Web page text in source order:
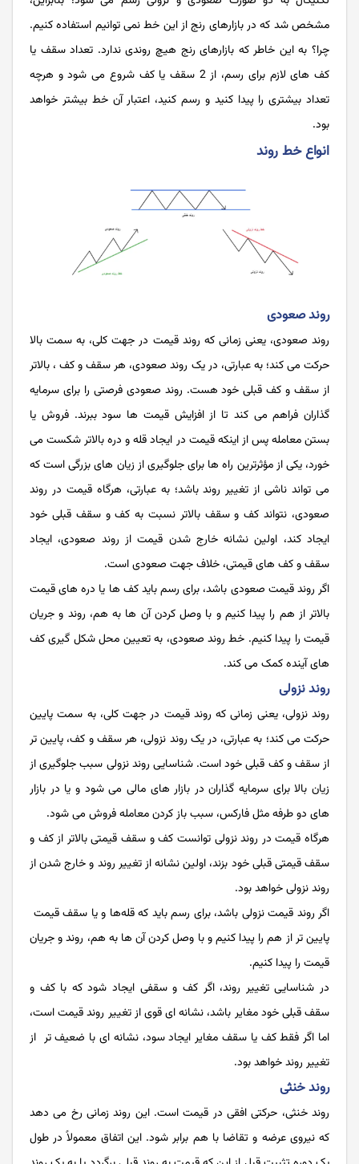
مشخص شد که در بازارهای رنج از این خط نمی ‌‌‌‌‌‌‌‌‌‌‌‌توانیم استفاده کنیم.
چرا؟ به این خاطر که بازارهای رنج هیچ روندی ندارد. تعداد سقف یا
کف های لازم برای رسم، از 2 سقف یا کف شروع می ‌‌‌‌‌‌‌‌‌‌‌‌شود و هرچه
تعداد بیشتری را پیدا کنید و رسم کنید، اعتبار آن خط بیشتر خواهد
بود.
انواع خط روند
روند صعودی
روند صعودی، یعنی زمانی که روند قیمت در جهت کلی، به سمت بالا
حرکت می ‌کند؛ به عبارتی، در یک روند صعودی، هر سقف و کف ، بالاتر
از سقف و کف قبلی خود هست. روند صعودی فرصتی را برای سرمایه
گذاران فراهم می ‌کند تا از افزایش قیمت ‌ها سود ببرند. فروش یا
بستن معامله پس از اینکه قیمت در ایجاد قله و دره بالاتر شکست می
خورد، یکی از مؤثرترین راه ‌ها برای جلوگیری از زیان ‌های بزرگی است که
می ‌تواند ناشی از تغییر روند باشد؛ به عبارتی، هرگاه قیمت در روند
صعودی، نتواند کف و سقف بالاتر نسبت به کف و سقف قبلی خود
ایجاد کند، اولین نشانه خارج شدن قیمت از روند صعودی، ایجاد
سقف و کف های قیمتی، خلاف جهت صعودی است.
اگر روند قیمت صعودی باشد، برای رسم باید کف ها یا دره های قیمت
بالاتر از هم را پیدا کنیم و با وصل کردن آن ها به هم، روند و جریان
قیمت را پیدا کنیم. خط روند صعودی، به تعیین محل شکل ‌گیری کف‌
های آینده کمک می ‌کند.
روند نزولی
روند نزولی، یعنی زمانی که روند قیمت در جهت کلی، به سمت پایین
حرکت می کند؛ به عبارتی، در یک روند نزولی، هر سقف و کف، پایین تر
از سقف و کف قبلی خود است. شناسایی روند نزولی سبب جلوگیری از
زیان بالا برای سرمایه گذاران در بازار های مالی می شود و یا در بازار
های دو طرفه مثل فارکس، سبب باز کردن معامله فروش می شود.
هرگاه قیمت در روند نزولی توانست کف و سقف قیمتی بالاتر از کف و
سقف قیمتی قبلی خود بزند، اولین نشانه از تغییر روند و خارج شدن از
روند نزولی خواهد بود.
اگر روند قیمت نزولی باشد، برای رسم باید که قله‌‌‌‌‌‌‌‌‌‌‌‌‌‌‌‌‌‌‌‌‌‌‌‌ها و یا سقف قیمت
پایین تر از هم را پیدا کنیم و با وصل کردن آن ها به هم، روند و جریان
قیمت را پیدا کنیم.
در شناسایی تغییر روند، اگر کف و سقفی ایجاد شود که با کف و
سقف قبلی خود مغایر باشد، نشانه ای قوی از تغییر روند قیمت است،
اما اگر فقط کف یا سقف مغایر ایجاد سود، نشانه ای با ضعیف تر از
تغییر روند خواهد بود.
روند خنثی
روند خنثی، حرکتی افقی در قیمت است. این روند زمانی رخ می ‌دهد
که نیروی عرضه و تقاضا با هم برابر شود. این اتفاق معمولاً در طول